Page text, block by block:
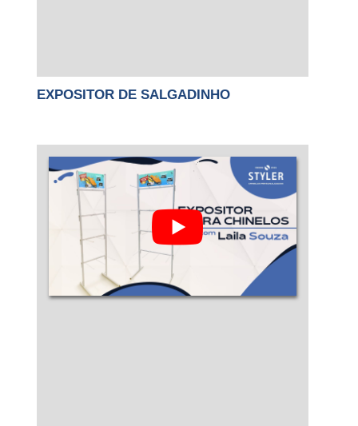
EXPOSITOR DE SALGADINHO